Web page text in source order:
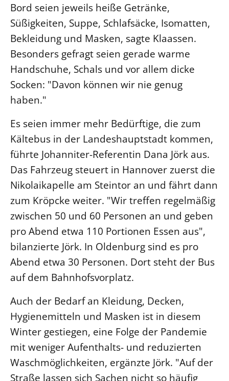
Bord seien jeweils heiße Getränke,
Süßigkeiten, Suppe, Schlafsäcke, Isomatten,
Bekleidung und Masken, sagte Klaassen.
Besonders gefragt seien gerade warme
Handschuhe, Schals und vor allem dicke
Socken: "Davon können wir nie genug
haben."
Es seien immer mehr Bedürftige, die zum
Kältebus in der Landeshauptstadt kommen,
führte Johanniter-Referentin Dana Jörk aus.
Das Fahrzeug steuert in Hannover zuerst die
Nikolaikapelle am Steintor an und fährt dann
zum Kröpcke weiter. "Wir treffen regelmäßig
zwischen 50 und 60 Personen an und geben
pro Abend etwa 110 Portionen Essen aus",
bilanzierte Jörk. In Oldenburg sind es pro
Abend etwa 30 Personen. Dort steht der Bus
auf dem Bahnhofsvorplatz.
Auch der Bedarf an Kleidung, Decken,
Hygienemitteln und Masken ist in diesem
Winter gestiegen, eine Folge der Pandemie
mit weniger Aufenthalts- und reduzierten
Waschmöglichkeiten, ergänzte Jörk. "Auf der
Straße lassen sich Sachen nicht so häufig
MITARBEIT
Ehrenamt
Beruf
Freie Stellen
BIBLIOTHEK & ARCHIV
SERVICE
Älterwerden im Pfarrberuf
Beteiligungsverfahren
Beschwerdestellen
Ephoralbüro
Finanzplanung
Fundraising
IT-Service
Corporate Design
Interventionsplan
Jahresgespräche
Kantine Speiseplan
Kirchliches Amtsblatt
Kirchliche Verwaltung
Klimaschutzgesetz
Kunstreferat